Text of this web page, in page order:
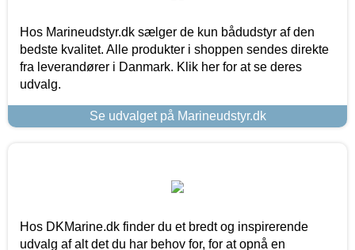
Hos Marineudstyr.dk sælger de kun bådudstyr af den
bedste kvalitet. Alle produkter i shoppen sendes direkte
fra leverandører i Danmark. Klik her for at se deres
udvalg.
Se udvalget på Marineudstyr.dk
Hos DKMarine.dk finder du et bredt og inspirerende
udvalg af alt det du har behov for, for at opnå en